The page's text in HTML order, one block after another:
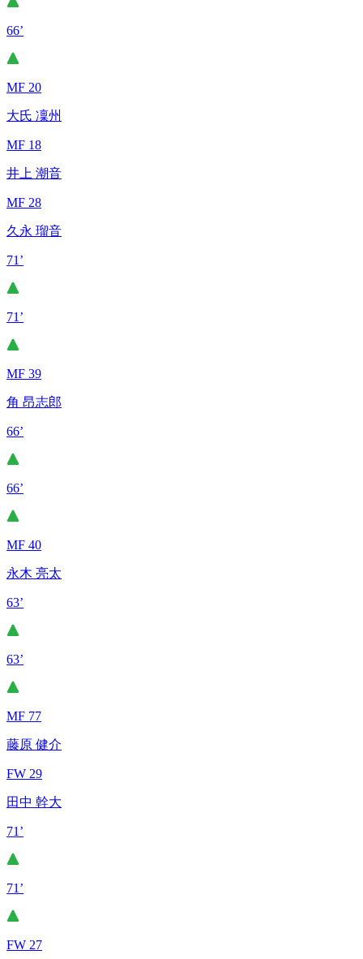
66’
MF 20
大氏 凜州
MF 18
井上 潮音
MF 28
久永 瑠音
71’
71’
MF 39
角 昂志郎
66’
66’
MF 40
永木 亮太
63’
63’
MF 77
藤原 健介
FW 29
田中 幹大
71’
71’
FW 27